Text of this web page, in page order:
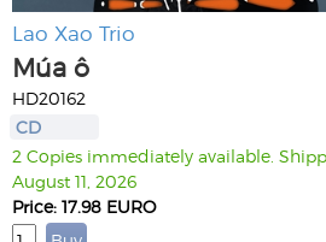
Lao Xao Trio
Múa ô
HD20162
CD
2 Copies immediately available.
August 11, 2026
Price: 17.98 EURO